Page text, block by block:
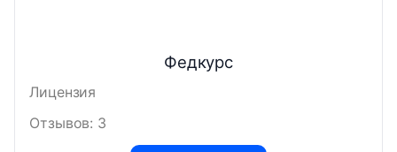
Федкурс
Лицензия
Отзывов: 3